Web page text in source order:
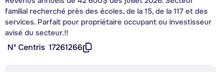
familial recherché près des écoles, de la 15, de la 117 et des
services. Parfait pour propriétaire occupant ou investisseur
avisé du secteur.!!
Nº Centris 17261266